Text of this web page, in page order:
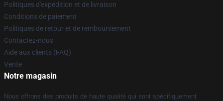
Politiques d'expédition et de livraison
Conditions de paiement
Politiques de retour et de remboursement
Contactez-nous
Aide aux clients (FAQ)
Vente
Notre magasin
Nous offrons des produits de haute qualité qui sont spécifiquement